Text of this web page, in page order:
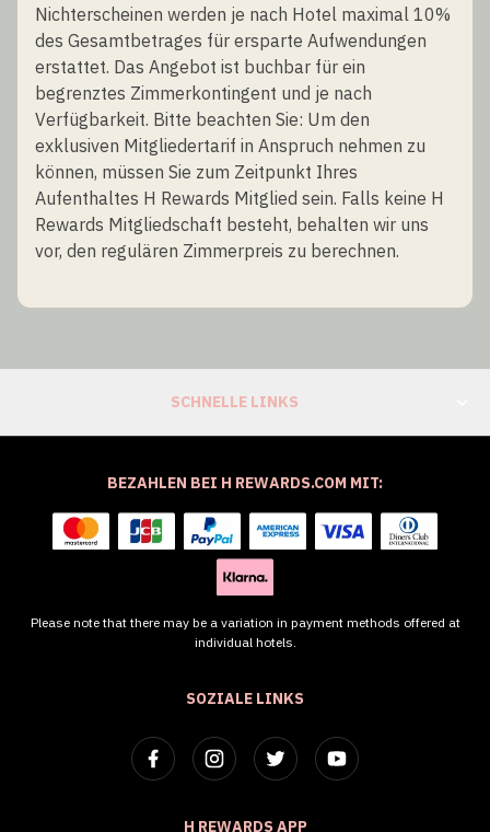
Nichterscheinen werden je nach Hotel maximal 10%
des Gesamtbetrages für ersparte Aufwendungen
erstattet. Das Angebot ist buchbar für ein
begrenztes Zimmerkontingent und je nach
Verfügbarkeit. Bitte beachten Sie: Um den
exklusiven Mitgliedertarif in Anspruch nehmen zu
können, müssen Sie zum Zeitpunkt Ihres
Aufenthaltes H Rewards Mitglied sein. Falls keine H
Rewards Mitgliedschaft besteht, behalten wir uns
vor, den regulären Zimmerpreis zu berechnen.
SCHNELLE LINKS
SOZIALE LINKS
H REWARDS APP
BEZAHLEN BEI H REWARDS.COM MIT:
Please note that there may be a variation in payment methods offered at
individual hotels.